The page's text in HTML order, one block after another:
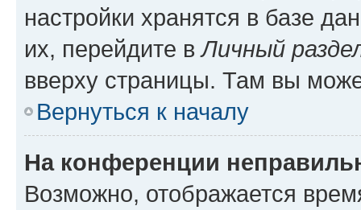
настройки хранятся в базе
их, перейдите вЛичный
вверху страницы. Там вы
Вернуться к началу
На конференции
Возможно, отображается